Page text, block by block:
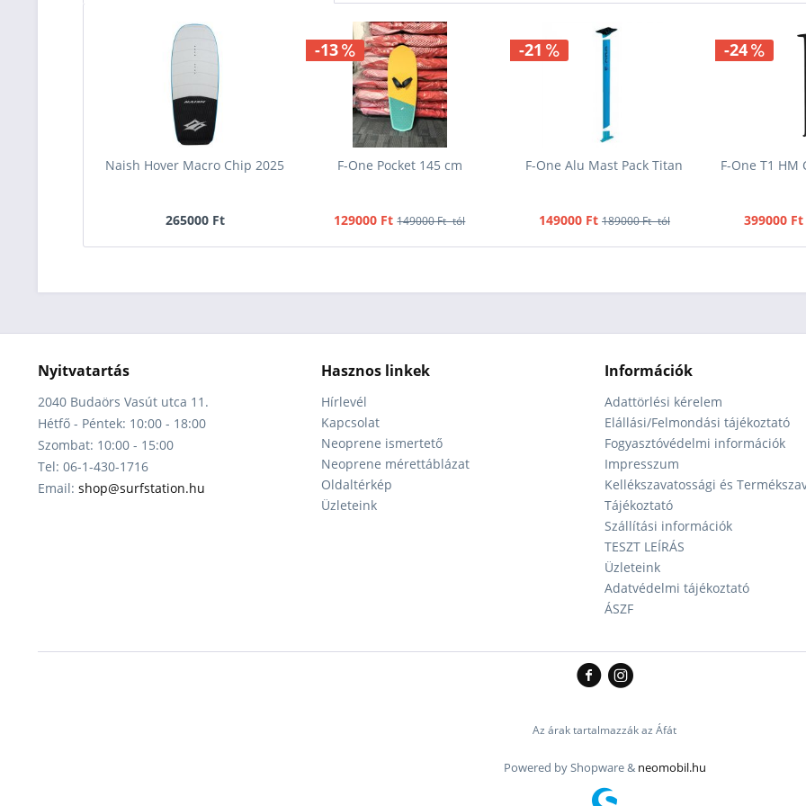
Naish Hover Macro Chip 2025
265000 Ft
-13
F-One Pocket 145 cm
129000 Ft 149000 Ft -tól
-21
F-One Alu Mast Pack Titan
149000 Ft 189000 Ft -tól
-24
F-One T1 HM
399000 Ft
Nyitvatartás
2040 Budaörs Vasút utca 11.
Hétfő - Péntek: 10:00 - 18:00
Szombat: 10:00 - 15:00
Tel: 06-1-430-1716
Email: shop@surfstation.hu
Hasznos linkek
Hírlevél
Kapcsolat
Neoprene ismertető
Neoprene mérettáblázat
Oldaltérkép
Üzleteink
Információk
Adattörlési kérelem
Elállási/Felmondási tájékoztató
Fogyasztóvédelmi információk
Impresszum
Kellékszavatossági és
Tájékoztató
Szállítási információk
TESZT LEÍRÁS
Üzleteink
Adatvédelmi tájékoztató
ÁSZF
Az árak tartalmazzák az Áfát
Powered by Shopware & neomobil.hu